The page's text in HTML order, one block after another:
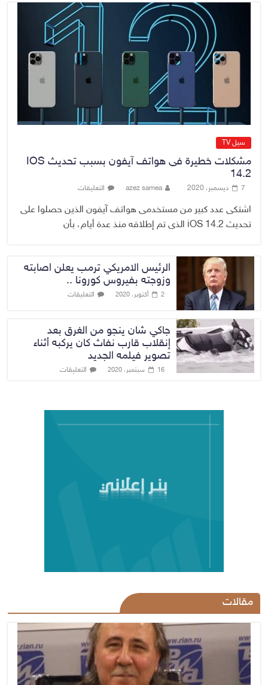
مزورة
7 أغسطس، 2026 No Comment
محكمة أمريكية تلزم “ميتا” بدفع
567 مليون دولار
7 أغسطس، 2026 No Comment
سيل TV
مشكلات خطيرة فى هواتف آيفون بسبب تحديث IOS
14.2
7 ديسمبر، 2020 azez samea التعليقات
اشتكى عدد كبير من مستخدمى هواتف آيفون الذين حصلوا على
تحديث iOS 14.2 الذى تم إطلاقه منذ عدة أيام، بأن
الرئيس الامريكي ترمب يعلن اصابته
وزوجته بفيروس كورونا ..
2 أكتوبر، 2020 التعليقات
جاكي شان ينجو من الغرق بعد
إنقلاب قارب نفاث كان يركبه أثناء
تصوير فيلمه الجديد
16 سبتمبر، 2020 التعليقات
مقالات